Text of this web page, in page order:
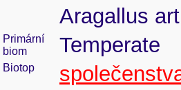
Aragallus
Primární
biom
Temperate
Biotop